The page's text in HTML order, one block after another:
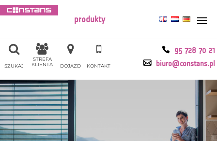
produkty
95 728 70 21
biuro@constans.pl
KONTAKT
DOJAZD
STREFA
KLIENTA
SZUKAJ